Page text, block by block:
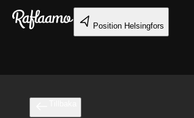
Gå till huvudinnehållet
Position Helsingfors